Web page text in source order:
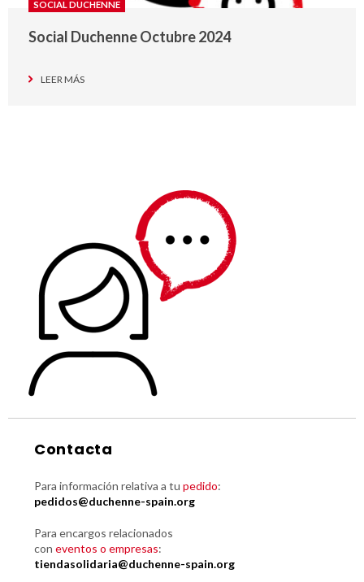
SOCIAL DUCHENNE
Social Duchenne Octubre 2024
LEER MÁS
Contacta
Para información relativa a tu pedido:
pedidos@duchenne-spain.org
Para encargos relacionados
con eventos o empresas:
tiendasolidaria@duchenne-spain.org